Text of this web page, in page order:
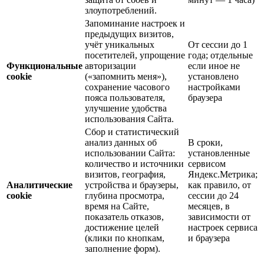
злоупотреблений.
Функциональные
cookie
Запоминание настроек и
предыдущих визитов,
учёт уникальных
посетителей, упрощение
авторизации
(«запомнить меня»),
сохранение часового
пояса пользователя,
улучшение удобства
использования Сайта.
От сессии до 1
года; отдельные
если иное не
установлено
настройками
браузера
Аналитические
cookie
Сбор и статистический
анализ данных об
использовании Сайта:
количество и источники
визитов, география,
устройства и браузеры,
глубина просмотра,
время на Сайте,
показатель отказов,
достижение целей
(клики по кнопкам,
заполнение форм).
В сроки,
установленные
сервисом
Яндекс.Метрика;
как правило, от
сессии до 24
месяцев, в
зависимости от
настроек сервиса
и браузера